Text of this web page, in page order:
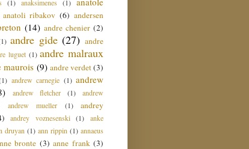
(1) anaksimenes (1)
anatoli ribakov (6) andersen
(14) andre chenier (2)
andre gide (27) andre
luguet (1) andre malraux
maurois (9) andre verdet(3)
andrew carnegie (1) andrew
andrew fletcher (1)
andrew
andrew mueller (1)
andrey
andrey voznesenski (1)
anke
druyan (1) ann rippin (1) annaeus
bronte (3) anne frank (3)